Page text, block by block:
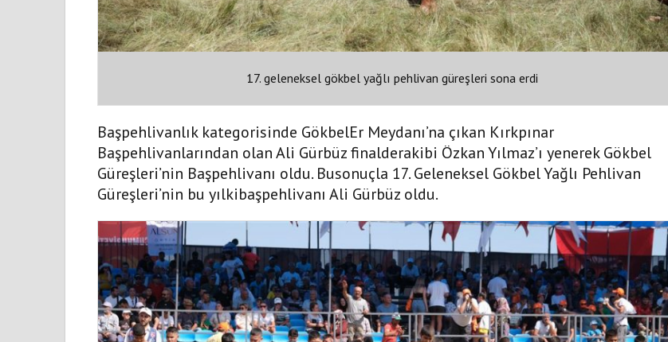
17. geleneksel gökbel yağlı pehlivan güreşleri sona erdi
Başpehlivanlık kategorisinde GökbelEr Meydanı’na çıkan Kırkpınar
Başpehlivanlarından olan Ali Gürbüz finalderakibi Özkan Yılmaz’ı yenerek Gökbel
Güreşleri’nin Başpehlivanı oldu. Busonuçla 17. Geleneksel Gökbel Yağlı Pehlivan
Güreşleri’nin bu yılkibaşpehlivanı Ali Gürbüz oldu.